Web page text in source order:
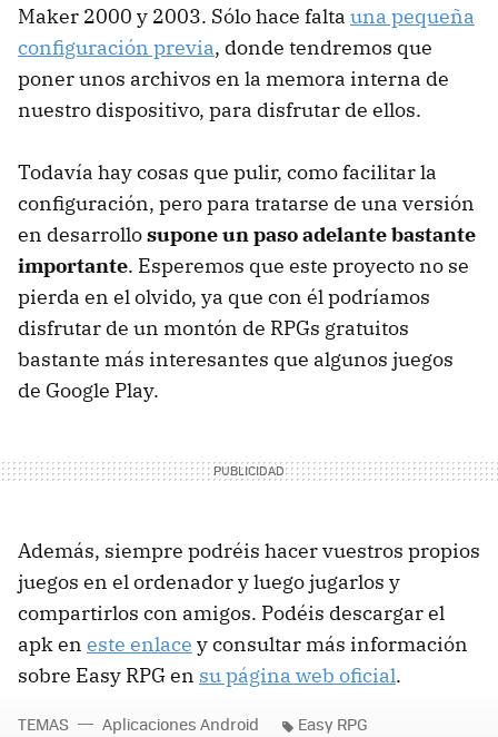
Maker 2000 y 2003. Sólo hace falta una pequeña
configuración previa, donde tendremos que
poner unos archivos en la memora interna de
nuestro dispositivo, para disfrutar de ellos.
Todavía hay cosas que pulir, como facilitar la
configuración, pero para tratarse de una versión
en desarrollosupone un paso adelante bastante
importante. Esperemos que este proyecto no se
pierda en el olvido, ya que con él podríamos
disfrutar de un montón de RPGs gratuitos
bastante más interesantes que algunos juegos
de Google Play.
Además, siempre podréis hacer vuestros propios
juegos en el ordenador y luego jugarlos y
compartirlos con amigos. Podéis descargar el
apk en este enlace y consultar más información
sobre Easy RPG en su página web oficial.
TEMAS Aplicaciones Android Easy RPG